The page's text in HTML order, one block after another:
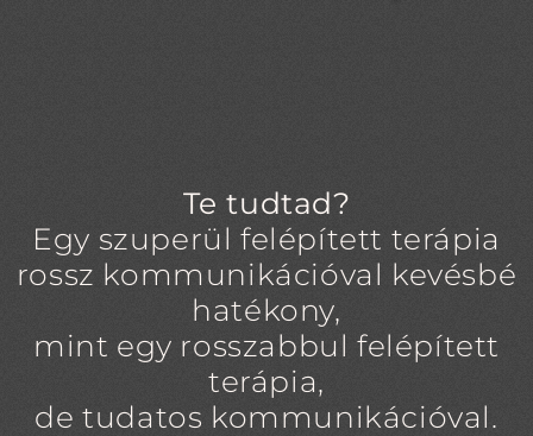
Te tudtad?
Egy szuperül felépített terápia
rossz kommunikációval kevésbé
hatékony,
mint egy rosszabbul felépített
terápia,
de tudatos kommunikációval.